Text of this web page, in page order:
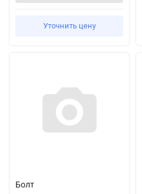
Уточнить цену
Болт